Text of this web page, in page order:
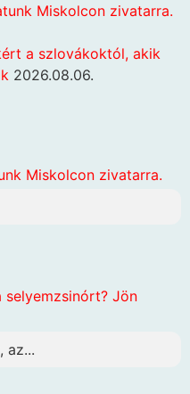
Miskolcon zivatarra.
a szlovákoktól, akik
2026.08.06.
Miskolcon zivatarra.
selyemzsinórt? Jön
az...